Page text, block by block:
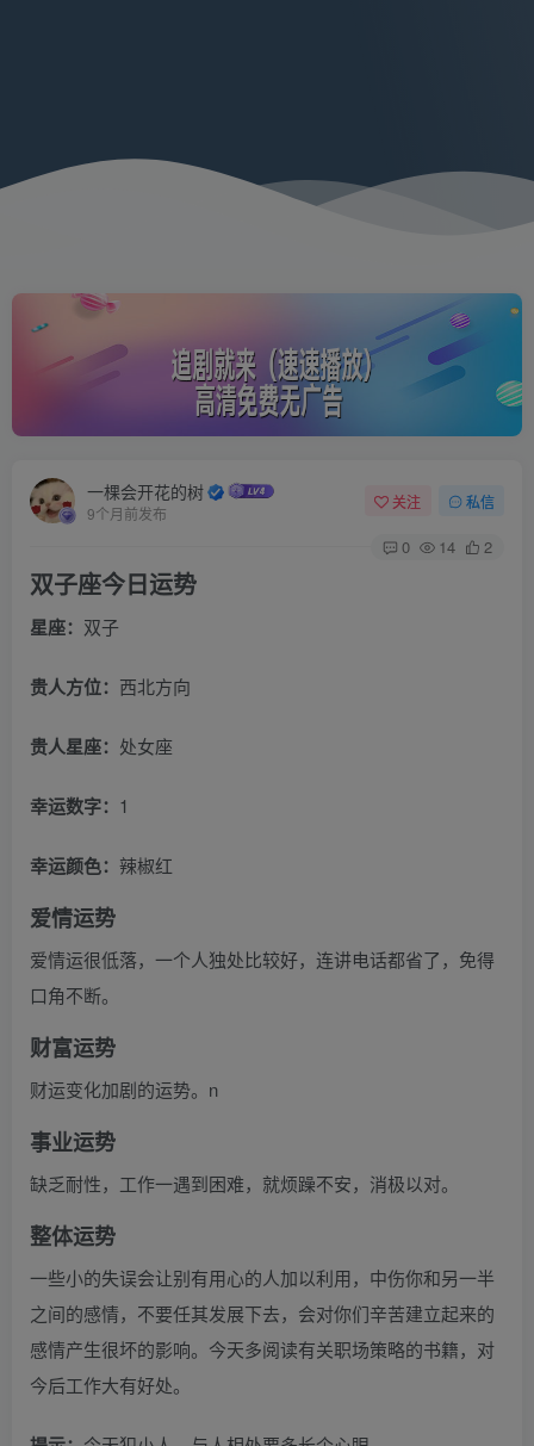
一棵会开花的树
9个月前发布
关注 私信
0 14 2
双子座今日运势
星座： 双子
贵人方位： 西北方向
贵人星座： 处女座
幸运数字： 1
幸运颜色： 辣椒红
爱情运势
爱情运很低落，一个人独处比较好，连讲电话都省了，免得
口角不断。
财富运势
财运变化加剧的运势。n
事业运势
缺乏耐性，工作一遇到困难，就烦躁不安，消极以对。
整体运势
一些小的失误会让别有用心的人加以利用，中伤你和另一半
之间的感情，不要任其发展下去，会对你们辛苦建立起来的
感情产生很坏的影响。今天多阅读有关职场策略的书籍，对
今后工作大有好处。